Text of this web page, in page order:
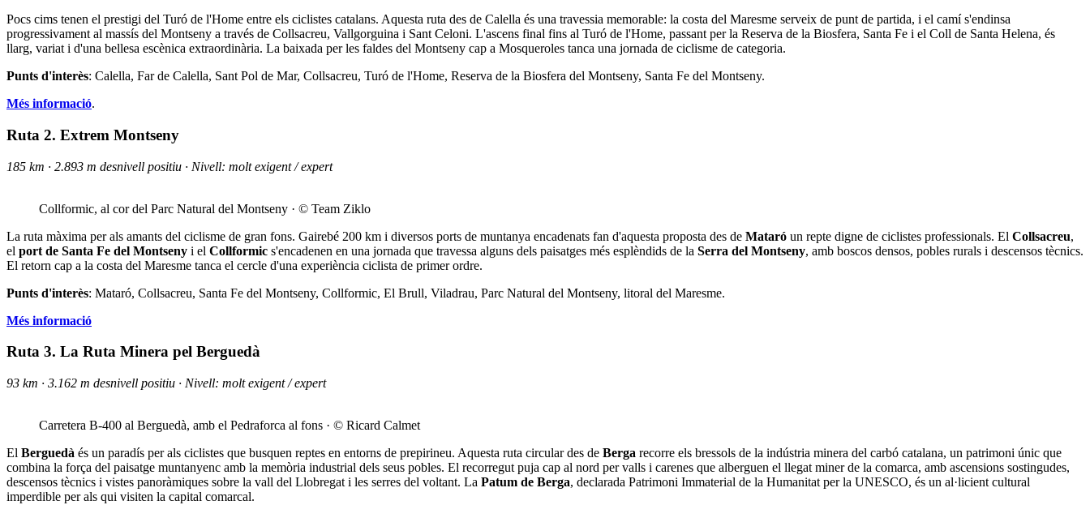
Pocs cims tenen el prestigi del Turó de l'Home entre els ciclistes catalans. Aquesta ruta des de Calella és una travessia memorable: la costa del Maresme serveix de punt de partida, i el camí s'endinsa
progressivament al massís del Montseny a través de Collsacreu, Vallgorguina i Sant Celoni. L'ascens final fins al Turó de l'Home, passant per la Reserva de la Biosfera, Santa Fe i el Coll de Santa Helena, és
llarg, variat i d'una bellesa escènica extraordinària. La baixada per les faldes del Montseny cap a Mosqueroles tanca una jornada de ciclisme de categoria.
Punts d'interès: Calella, Far de Calella, Sant Pol de Mar, Collsacreu, Turó de l'Home, Reserva de la Biosfera del Montseny, Santa Fe del Montseny.
Més informació.
Ruta 2. Extrem Montseny
185 km · 2.893 m desnivell positiu · Nivell: molt exigent / expert
Collformic, al cor del Parc Natural del Montseny · © Team Ziklo
La ruta màxima per als amants del ciclisme de gran fons. Gairebé 200 km i diversos ports de muntanya encadenats fan d'aquesta proposta des de Mataró un repte digne de ciclistes professionals. El Collsacreu,
el port de Santa Fe del Montseny i el Collformic s'encadenen en una jornada que travessa alguns dels paisatges més esplèndids de la Serra del Montseny, amb boscos densos, pobles rurals i descensos tècnics.
El retorn cap a la costa del Maresme tanca el cercle d'una experiència ciclista de primer ordre.
Punts d'interès: Mataró, Collsacreu, Santa Fe del Montseny, Collformic, El Brull, Viladrau, Parc Natural del Montseny, litoral del Maresme.
Més informació
Ruta 3. La Ruta Minera pel Berguedà
93 km · 3.162 m desnivell positiu · Nivell: molt exigent / expert
Carretera B-400 al Berguedà, amb el Pedraforca al fons · © Ricard Calmet
El Berguedà és un paradís per als ciclistes que busquen reptes en entorns de prepirineu. Aquesta ruta circular des de Berga recorre els bressols de la indústria minera del carbó catalana, un patrimoni únic que
combina la força del paisatge muntanyenc amb la memòria industrial dels seus pobles. El recorregut puja cap al nord per valls i carenes que alberguen el llegat miner de la comarca, amb ascensions sostingudes,
descensos tècnics i vistes panoràmiques sobre la vall del Llobregat i les serres del voltant. La Patum de Berga, declarada Patrimoni Immaterial de la Humanitat per la UNESCO, és un al·licient cultural
imperdible per als qui visiten la capital comarcal.